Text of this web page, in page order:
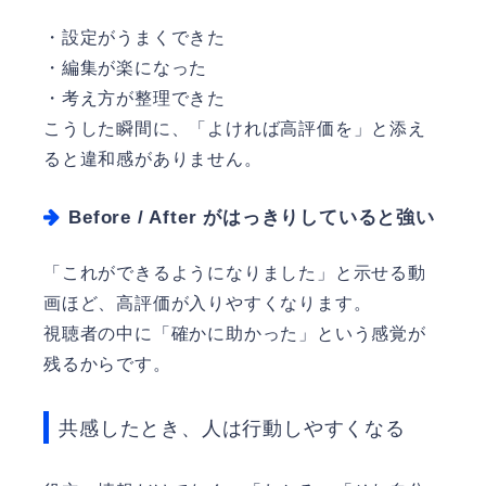
・設定がうまくできた
・編集が楽になった
・考え方が整理できた
こうした瞬間に、「よければ高評価を」と添え
ると違和感がありません。
Before / After がはっきりしていると強い
「これができるようになりました」と示せる動
画ほど、高評価が入りやすくなります。
視聴者の中に「確かに助かった」という感覚が
残るからです。
共感したとき、人は行動しやすくなる